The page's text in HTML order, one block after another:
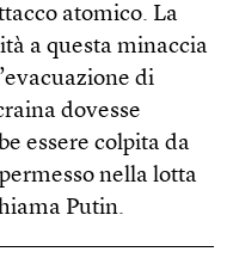
atomico. La
a questa minaccia
di
dovesse
essere colpita da
nella lotta
Putin.